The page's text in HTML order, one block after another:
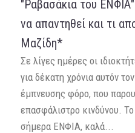
"Ραβασάκια του
να απαντηθεί και τι
Μαζίδη*
Σε λίγες ημέρες οι
για δέκατη χρόνια αυτόν
έμπνευσης φόρο, που
επασφάλιστρο κινδύνου.
σήμερα ΕΝΦΙΑ, καλά...